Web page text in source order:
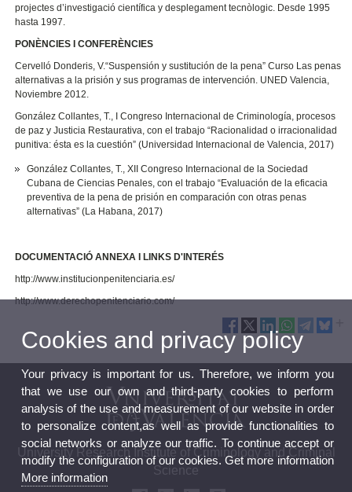
projectes d’investigació científica y desplegament tecnòlogic. Desde 1995
hasta 1997.
PONÈNCIES I CONFERÈNCIES
Cervelló Donderis, V.“Suspensión y sustitución de la pena” Curso Las penas
alternativas a la prisión y sus programas de intervención. UNED Valencia,
Noviembre 2012.
González Collantes, T., I Congreso Internacional de Criminología, procesos
de paz y Justicia Restaurativa, con el trabajo “Racionalidad o irracionalidad
punitiva: ésta es la cuestión” (Universidad Internacional de Valencia, 2017)
González Collantes, T., XII Congreso Internacional de la Sociedad
Cubana de Ciencias Penales, con el trabajo “Evaluación de la eficacia
preventiva de la pena de prisión en comparación con otras penas
alternativas” (La Habana, 2017)
DOCUMENTACIÓ ANNEXA I LINKS D'INTERÉS
http://www.institucionpenitenciaria.es/
http://www.derechopenitenciario.com/
University Research Institute of Criminology and Criminal
Science
Cookies and privacy policy
Your privacy is important for us. Therefore, we inform you
that we use our own and third-party cookies to perform
analysis of the use and measurement of our website in order
to personalize content,as well as provide functionalities to
social networks or analyze our traffic. To continue accept or
modify the configuration of our cookies. Get more information
More information